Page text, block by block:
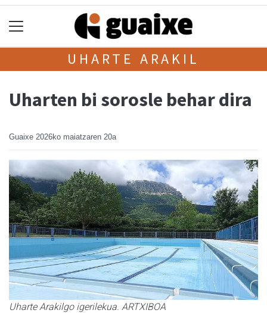
UHARTE ARAKIL
Uharten bi sorosle behar dira
Guaixe 2026ko maiatzaren 20a
Uharte Arakilgo igerilekua. ARTXIBOA